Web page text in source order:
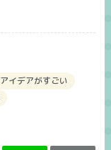
アイデアがすごい